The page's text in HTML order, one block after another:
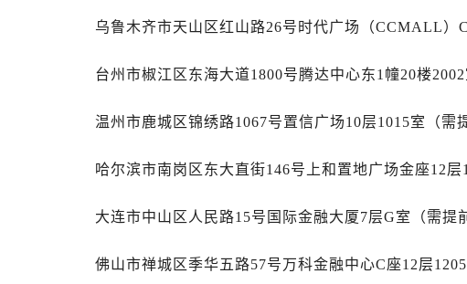
山西省吕梁市离石区永宁中路与建设街交叉口
山西省忻州市忻府区和平东街与七一南路交叉
山西省运城市盐湖区河东街劳力士售后服务中
山西省太原市迎泽区迎泽街道解放路15号亨
安徽省安庆市迎江区人民路劳力士售后服务中
乌鲁木齐市天山区红山路26号时代广场（CCMALL）
台州市椒江区东海大道1800号腾达中心东1幢20楼2002
温州市鹿城区锦绣路1067号置信广场10层1015室（需
哈尔滨市南岗区东大直街146号上和置地广场金座12层
大连市中山区人民路15号国际金融大厦7层G室（需提
佛山市禅城区季华五路57号万科金融中心C座12层